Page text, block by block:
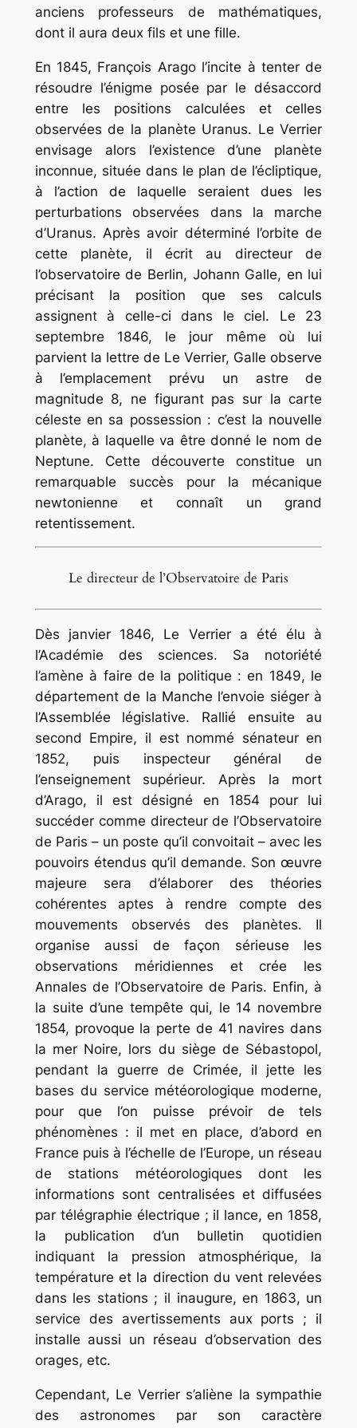
anciens professeurs de mathématiques,
dont il aura deux fils et une fille.
En 1845, François Arago l’incite à tenter de
résoudre l’énigme posée par le désaccord
entre les positions calculées et celles
observées de la planète Uranus. Le Verrier
envisage alors l’existence d’une planète
inconnue, située dans le plan de l’écliptique,
à l’action de laquelle seraient dues les
perturbations observées dans la marche
d’Uranus. Après avoir déterminé l’orbite de
cette planète, il écrit au directeur de
l’observatoire de Berlin, Johann Galle, en lui
précisant la position que ses calculs
assignent à celle-ci dans le ciel. Le 23
septembre 1846, le jour même où lui
parvient la lettre de Le Verrier, Galle observe
à l’emplacement prévu un astre de
magnitude 8, ne figurant pas sur la carte
céleste en sa possession : c’est la nouvelle
planète, à laquelle va être donné le nom de
Neptune. Cette découverte constitue un
remarquable succès pour la mécanique
newtonienne et connaît un grand
retentissement.
Le directeur de l’Observatoire de Paris
Dès janvier 1846, Le Verrier a été élu à
l’Académie des sciences. Sa notoriété
l’amène à faire de la politique : en 1849, le
département de la Manche l’envoie siéger à
l’Assemblée législative. Rallié ensuite au
second Empire, il est nommé sénateur en
1852, puis inspecteur général de
l’enseignement supérieur. Après la mort
d’Arago, il est désigné en 1854 pour lui
succéder comme directeur de l’Observatoire
de Paris – un poste qu’il convoitait – avec les
pouvoirs étendus qu’il demande. Son œuvre
majeure sera d’élaborer des théories
cohérentes aptes à rendre compte des
mouvements observés des planètes. Il
organise aussi de façon sérieuse les
observations méridiennes et crée les
Annales de l’Observatoire de Paris. Enfin, à
la suite d’une tempête qui, le 14 novembre
1854, provoque la perte de 41 navires dans
la mer Noire, lors du siège de Sébastopol,
pendant la guerre de Crimée, il jette les
bases du service météorologique moderne,
pour que l’on puisse prévoir de tels
phénomènes : il met en place, d’abord en
France puis à l’échelle de l’Europe, un réseau
de stations météorologiques dont les
informations sont centralisées et diffusées
par télégraphie électrique ; il lance, en 1858,
la publication d’un bulletin quotidien
indiquant la pression atmosphérique, la
température et la direction du vent relevées
dans les stations ; il inaugure, en 1863, un
service des avertissements aux ports ; il
installe aussi un réseau d’observation des
orages, etc.
Cependant, Le Verrier s’aliène la sympathie
des astronomes par son caractère